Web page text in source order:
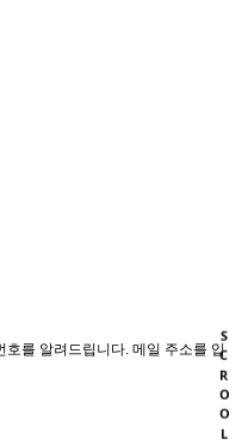
를 알려드립니다. 메일 주소를 입
SCROOL